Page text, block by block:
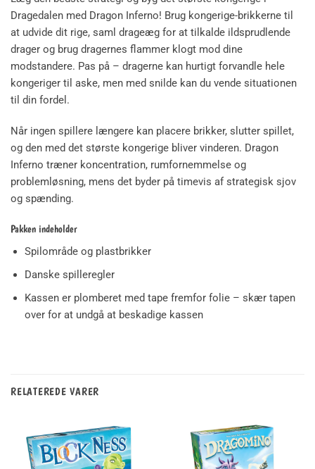
Dragedalen med Dragon Inferno! Brug kongerige-brikkerne til
at udvide dit rige, saml drageæg for at tilkalde ildsprudlende
drager og brug dragernes flammer klogt mod dine
modstandere. Pas på – dragerne kan hurtigt forvandle hele
kongeriger til aske, men med snilde kan du vende situationen
til din fordel.
Når ingen spillere længere kan placere brikker, slutter spillet,
og den med det største kongerige bliver vinderen. Dragon
Inferno træner koncentration, rumfornemmelse og
problemløsning, mens det byder på timevis af strategisk sjov
og spænding.
Pakken indeholder
Spilområde og plastbrikker
Danske spilleregler
Kassen er plomberet med tape fremfor folie – skær tapen
over for at undgå at beskadige kassen
RELATEREDE VARER